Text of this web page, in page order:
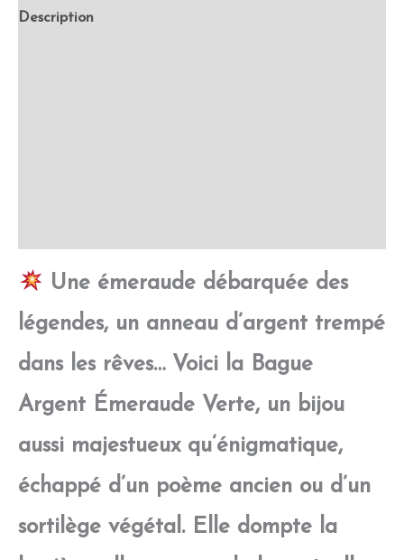
Description
Une émeraude débarquée des
légendes, un anneau d’argent trempé
dans les rêves… Voici la Bague
Argent Émeraude Verte, un bijou
aussi majestueux qu’énigmatique,
échappé d’un poème ancien ou d’un
sortilège végétal. Elle dompte la